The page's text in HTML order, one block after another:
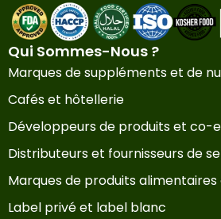
Qui Sommes-Nous ?
Marques de suppléments et de
Cafés et hôtellerie
Développeurs de produits et co-
Distributeurs et fournisseurs de
Marques de produits
Label privé et label blanc